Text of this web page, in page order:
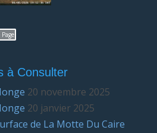
à Consulter
20 novembre 2025
20 janvier 2025
de La Motte Du Caire